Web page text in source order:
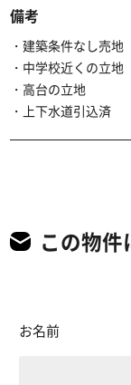
備考
・建築条件なし売地
・中学校近くの立地
・高台の立地
・上下水道引込済
この物
お名前